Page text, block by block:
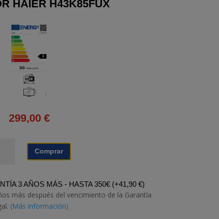
HAIER H43K85FUX
299,00 €
Comprar
3 AÑOS MÁS - HASTA 350€ (+41,90 €)
más después del vencimiento de la Garantía
(Más información)